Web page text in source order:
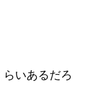
いあるだろ